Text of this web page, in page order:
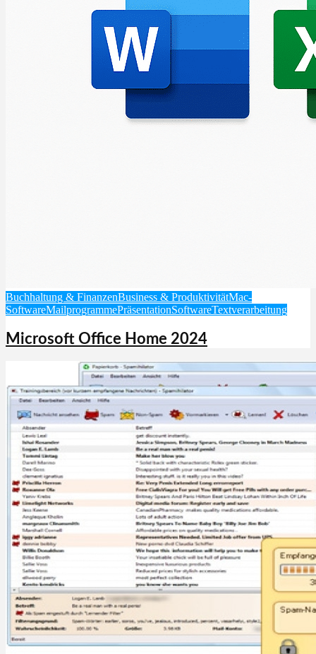
Buchhaltung & FinanzenBusiness & ProduktivitätMac-
SoftwareMailprogrammePräsentationSoftwareTextverarbeitung
Microsoft Office Home 2024